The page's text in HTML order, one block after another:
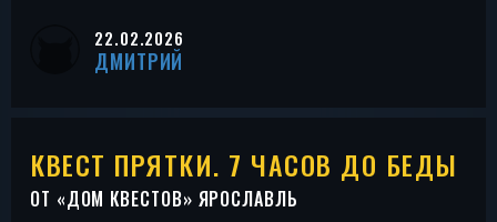
22.02.2026
ДМИТРИЙ
КВЕСТ ПРЯТКИ. 7 ЧАСОВ ДО БЕДЫ
ОТ «ДОМ КВЕСТОВ» ЯРОСЛАВЛЬ